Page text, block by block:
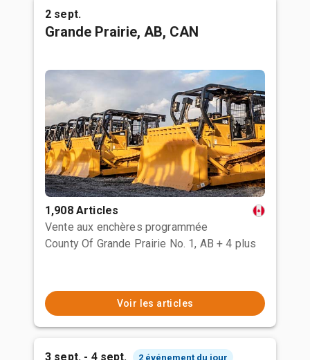
2 sept.
Grande Prairie, AB, CAN
1,908 Articles
Vente aux enchères programmée
County Of Grande Prairie No. 1, AB + 4 plus
Voir les articles
3 sept. - 4 sept. 2 événement du jour